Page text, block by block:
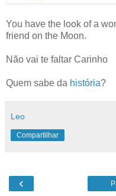
You have the look of a
friend on the Moon.
Não vai te faltar Carinho
Quem sabe da história?
Leo
Compartilhar
‹